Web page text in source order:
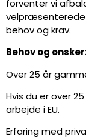
forventer vi
velpræsenterede
behov og krav.
Behov og
Over 25 år
Hvis du er over
arbejde i EU.
Erfaring med